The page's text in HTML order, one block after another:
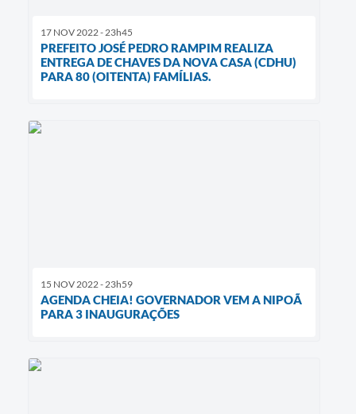
17 NOV 2022 - 23h45
PREFEITO JOSÉ PEDRO RAMPIM REALIZA
ENTREGA DE CHAVES DA NOVA CASA (CDHU)
PARA 80 (OITENTA) FAMÍLIAS.
15 NOV 2022 - 23h59
AGENDA CHEIA! GOVERNADOR VEM A NIPOÃ
PARA 3 INAUGURAÇÕES